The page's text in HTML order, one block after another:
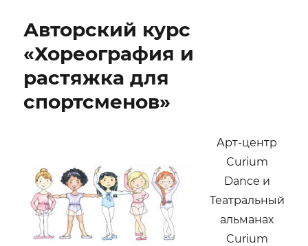
Авторский курс
«Хореография и
растяжка для
спортсменов»
Арт-центр
Curium
Dance и
Театральный
альманах
Curium